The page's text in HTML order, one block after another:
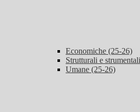
Economiche (25-26)
Strutturali e
Umane (25-26)